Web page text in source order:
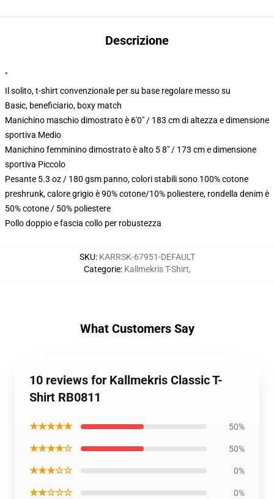
Descrizione
"
Il solito, t-shirt convenzionale per su base regolare messo su
Basic, beneficiario, boxy match
Manichino maschio dimostrato è 6'0" / 183 cm di altezza e dimensione
sportiva Medio
Manichino femminino dimostrato è alto 5 8" / 173 cm e dimensione
sportiva Piccolo
Pesante 5.3 oz / 180 gsm panno, colori stabili sono 100% cotone
preshrunk, calore grigio è 90% cotone/10% poliestere, rondella denim è
50% cotone / 50% poliestere
Pollo doppio e fascia collo per robustezza
SKU: KARRSK-67951-DEFAULT
Categorie: Kallmekris T-Shirt,
What Customers Say
10 reviews for Kallmekris Classic T-
Shirt RB0811
★★★★★ 50%
★★★★☆ 50%
★★★☆☆ 0%
★★☆☆☆ 0%